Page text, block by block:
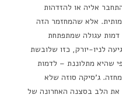
אליה או להזדהות
אלא שהמחזמר הזה
עגולה שמתפתחת
לניו-יורק, כזו שלובשת
שהיא מתלוננת – לדמות
ג'סיקה סוזה שלא
את הלב בסצנה האחרונה של